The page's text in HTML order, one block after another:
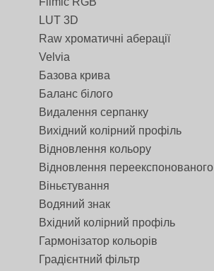
LUT 3D
Raw хроматичні аберації
Velvia
Базова крива
Баланс білого
Видалення серпанку
Вихідний колірний профіль
Відновлення кольору
Відновлення переекспонованого
Віньєтування
Водяний знак
Вхідний колірний профіль
Гармонізатор кольорів
Градієнтний фільтр